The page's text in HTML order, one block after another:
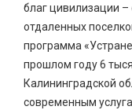
благ цивилизации
отдаленных
программа
прошлом году 6
Калининградской
современным